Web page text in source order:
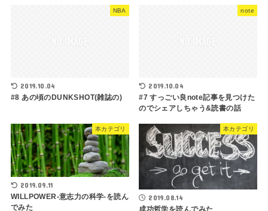
NBA
2019.10.04
#8 あの頃のDUNKSHOT(雑誌の)
note
2019.10.04
#7 すっごい良note記事を見つけた
のでシェアしちゃう&読書の話
本カテゴリ
2019.09.11
WILLPOWER-意志力の科学-を読ん
でみた
本カテゴリ
2019.08.14